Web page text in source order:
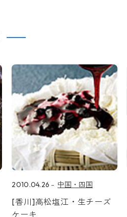
2010.04.26 中国・四国
[香川]高松塩江・生チーズ
ケーキ